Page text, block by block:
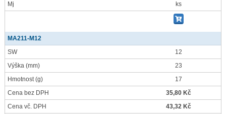
Mj
ks
MA211-M12
SW
12
Výška (mm)
23
Hmotnost(g)
17
Cena bez DPH
35,80 Kč
Cena vč. DPH
43,32 Kč